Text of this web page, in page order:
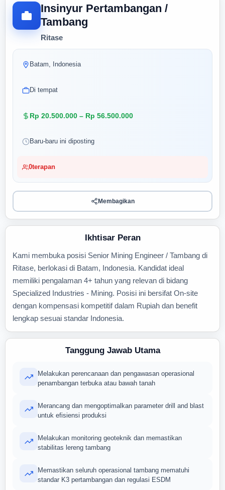
Insinyur Pertambangan /
Tambang
Ritase
Batam, Indonesia
Di tempat
Rp 20.500.000 – Rp 56.500.000
Baru-baru ini diposting
0terapan
Membagikan
Ikhtisar Peran
Kami membuka posisi Senior Mining Engineer / Tambang di
Ritase, berlokasi di Batam, Indonesia. Kandidat ideal
memiliki pengalaman 4+ tahun yang relevan di bidang
Specialized Industries - Mining. Posisi ini bersifat On-site
dengan kompensasi kompetitif dalam Rupiah dan benefit
lengkap sesuai standar Indonesia.
Tanggung Jawab Utama
Melakukan perencanaan dan pengawasan operasional
penambangan terbuka atau bawah tanah
Merancang dan mengoptimalkan parameter drill and blast
untuk efisiensi produksi
Melakukan monitoring geoteknik dan memastikan
stabilitas lereng tambang
Memastikan seluruh operasional tambang mematuhi
standar K3 pertambangan dan regulasi ESDM